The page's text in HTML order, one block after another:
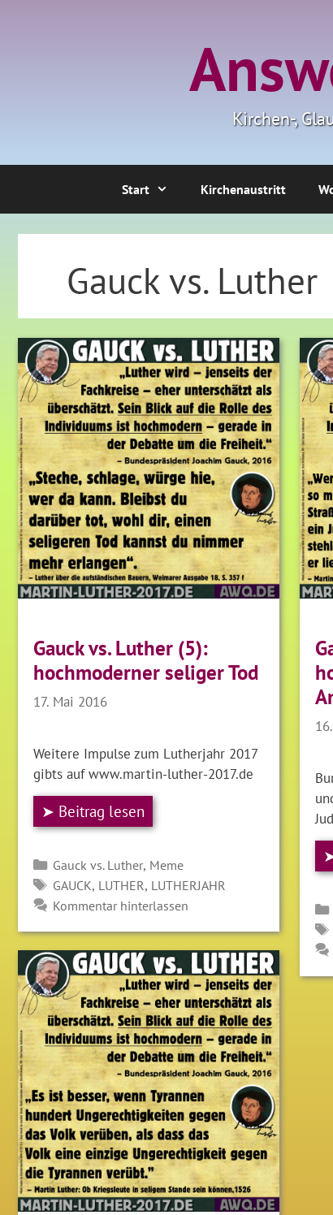
Kirchen-,
Start Kirchenaustritt
Gauck vs. Luther
Gauck vs. Luther (5):
hochmoderner seliger Tod
17. Mai 2016
Weitere Impulse zum Lutherjahr 2017
gibts auf www.martin-luther-2017.de
➤ Beitrag lesen
Kategorien
Gauck vs. Luther, Meme
SCHLAGWÖRTER
GAUCK, LUTHER, LUTHERJAHR
Kommentar hinterlassen